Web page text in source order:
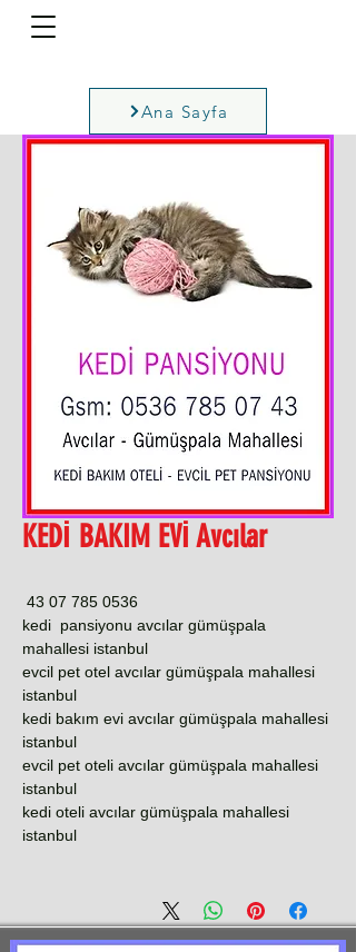
Ana Sayfa
KEDİ BAKIM EVİ Avcılar
0536 785 07 43
kedi pansiyonu avcılar gümüşpala
mahallesi istanbul
evcil pet otel avcılar gümüşpala mahallesi
istanbul
kedi bakım evi avcılar gümüşpala mahallesi
istanbul
evcil pet oteli avcılar gümüşpala mahallesi
istanbul
kedi oteli avcılar gümüşpala mahallesi
istanbul